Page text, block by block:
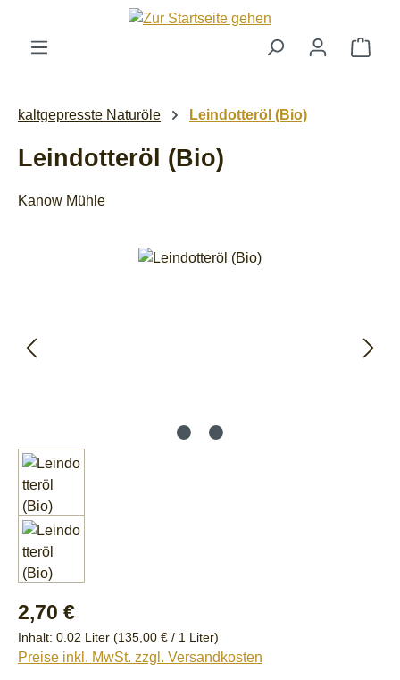
Zum Hauptinhalt springen
kaltgepresste Naturöle Leindotteröl (Bio)
Leindotteröl (Bio)
Kanow Mühle
Bildergalerie überspringen
Regulärer Preis:
2,70 €
Inhalt: 0.02 Liter (135,00 € / 1 Liter)
Preise inkl. MwSt. zzgl. Versandkosten